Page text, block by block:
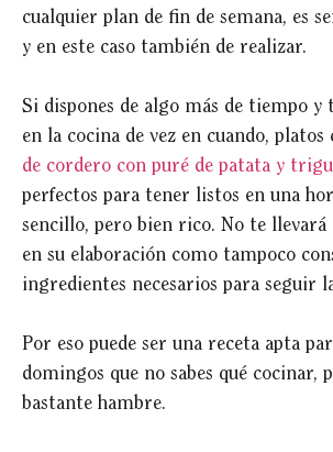
cualquier plan de fin de semana, es
y en este caso también de realizar.
Si dispones de algo más de tiempo
en la cocina de vez en cuando, platos
de cordero con puré de patata y
perfectos para tener listos en una
sencillo, pero bien rico. No te
en su elaboración como tampoco
ingredientes necesarios para seguir
Por eso puede ser una receta apta
domingos que no sabes qué cocinar,
bastante hambre.